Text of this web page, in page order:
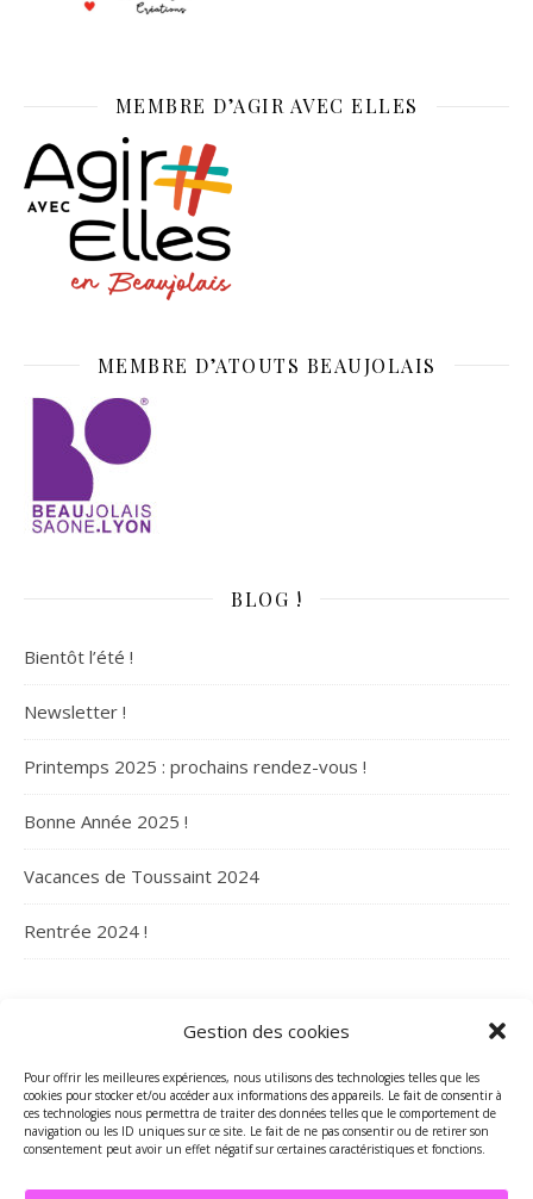
Gestion des cookies
Pour offrir les meilleures expériences, nous utilisons des technologies telles que les
cookies pour stocker et/ou accéder aux informations des appareils. Le fait de consentir à
ces technologies nous permettra de traiter des données telles que le comportement de
navigation ou les ID uniques sur ce site. Le fait de ne pas consentir ou de retirer son
consentement peut avoir un effet négatif sur certaines caractéristiques et fonctions.
MEMBRE D’AGIR AVEC ELLES
MEMBRE D’ATOUTS BEAUJOLAIS
BLOG !
Bientôt l’été !
Newsletter !
Printemps 2025 : prochains rendez-vous !
Bonne Année 2025 !
Vacances de Toussaint 2024
Rentrée 2024 !
ARCHIVES
Archives